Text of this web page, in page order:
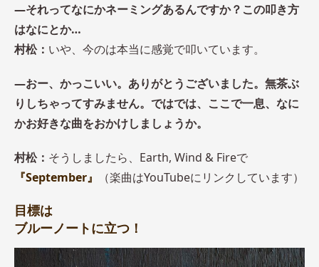
―それってなにかネーミングあるんですか？この叩き方
はなにとか…
村松： いや、今のは本当に感覚で叩いています。
―おー、かっこいい。ありがとうございました。無茶ぶ
りしちゃってすみません。ではでは、ここで一息、なに
かお好きな曲をおかけしましょうか。
村松： そうしましたら、Earth, Wind & Fireで
『September』
（楽曲はYouTubeにリンクしています）
目標は
ブルーノートに立つ！